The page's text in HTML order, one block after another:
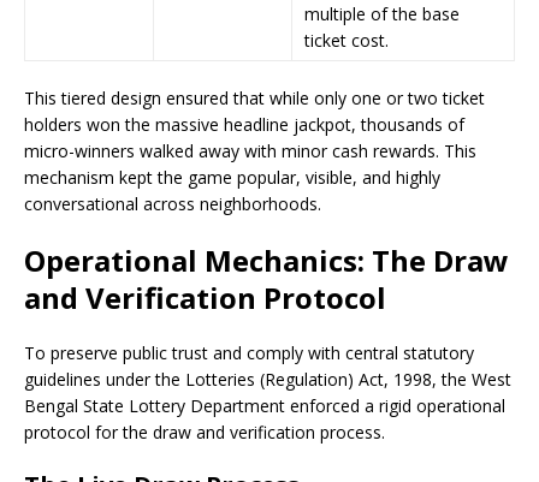
multiple of the base
ticket cost.
This tiered design ensured that while only one or two ticket
holders won the massive headline jackpot, thousands of
micro-winners walked away with minor cash rewards. This
mechanism kept the game popular, visible, and highly
conversational across neighborhoods.
Operational Mechanics: The Draw
and Verification Protocol
To preserve public trust and comply with central statutory
guidelines under the Lotteries (Regulation) Act, 1998, the West
Bengal State Lottery Department enforced a rigid operational
protocol for the draw and verification process.